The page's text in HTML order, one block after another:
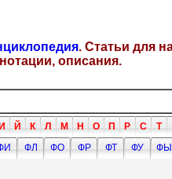
. Статьи для
описания.
И Й К Л М Н О П Р С Т
ФЛ ФО ФР ФТ ФУ
ФЫ